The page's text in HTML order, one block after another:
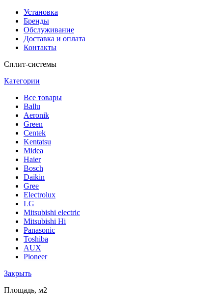
Установка
Бренды
Обслуживание
Доставка и оплата
Контакты
Сплит-системы
Категории
Все товары
Ballu
Аeronik
Green
Centek
Kentatsu
Midea
Haier
Bosch
Daikin
Gree
Electrolux
LG
Mitsubishi electric
Mitsubishi Hi
Panasonic
Toshiba
AUX
Pioneer
Закрыть
Площадь, м2